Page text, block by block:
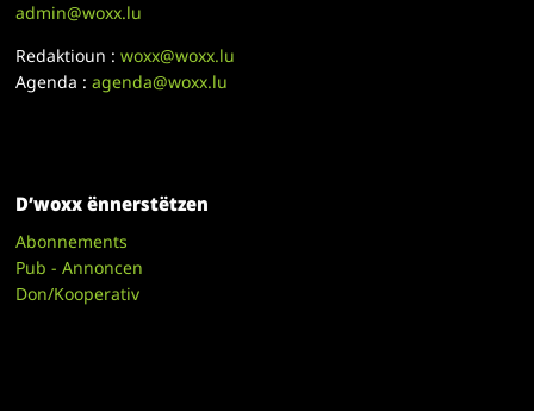
admin@woxx.lu
Redaktioun :woxx@woxx.lu
Agenda :agenda@woxx.lu
D’woxx ënnerstëtzen
Abonnements
Pub - Annoncen
Don/Kooperativ